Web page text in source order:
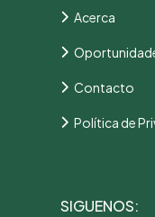
Acerca
Contacto
Política de
SIGUENOS: